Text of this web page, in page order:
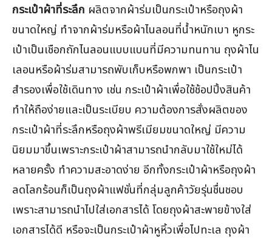
กระเป๋าผ้าที่ระลึก ผลิตจากผ้าร่มเป็นกระเป๋าหรือถุงผ้า
ขนาดใหญ่ ทำจากผ้าร่มหรือผ้าไนลอนที่น้ำหนักเบา หูกระ
เป๋าเป็นเชือกถักไนลอนแบบแบนที่มีความทนทาน ถุงผ้าไน
เลอนหรือผ้าร่มสามารถพับเก็บหรือพกพา เป็นกระเป๋า
สำรองเพื่อใช้เดินทาง เช่น กระเป๋าผ้าเพื่อใช้ช้อปปิ้งสินค้า
ทำให้ถือง่ายและเป็นระเบียบ ความต้องการสั่งผลิตของ
กระเป๋าผ้าที่ระลึกหรือถุงผ้าพรีเมียมขนาดใหญ่ มีความ
นิยมมาขึ้นเพราะกระเป๋าผ้าสามารถนำกลับมาใช้ใหม่ได้
หลายครั้ง ทำความสะอาดง่าย อีกทั้งกระเป๋าผ้าหรือถุงผ้า
ลดโลกร้อนก็เป็นถุงผ้าแฟชั่นที่กลุ่มลูกค้าวัยรุ่นชื่นชอบ
เพราะสามารถนำไปใส่เอกสารได้ โดยถุงผ้าสะพายข้างใส่
เอกสารได้ดี หรือจะเป็นกระเป๋าผ้าหูหิ้วเพื่อไปทะเล ถุงผ้า